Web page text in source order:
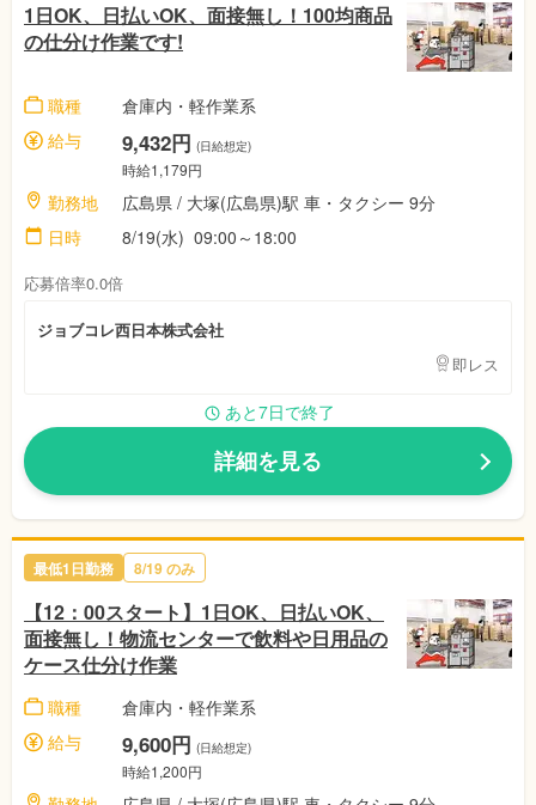
1日OK、日払いOK、面接無し！100均商品
の仕分け作業です!
職種
倉庫内・軽作業系
給与
9,432円 (日給想定)
時給1,179円
勤務地
広島県 / 大塚(広島県)駅 車・タクシー 9分
日時
8/19(水) 09:00～18:00
応募倍率0.0倍
ジョブコレ西日本株式会社
即レス
あと7日で終了
詳細を見る
最低1日勤務 8/19 のみ
【12：00スタート】1日OK、日払いOK、
面接無し！物流センターで飲料や日用品の
ケース仕分け作業
職種
倉庫内・軽作業系
給与
9,600円 (日給想定)
時給1,200円